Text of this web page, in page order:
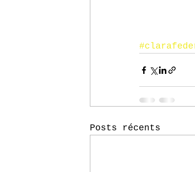
Posts récents